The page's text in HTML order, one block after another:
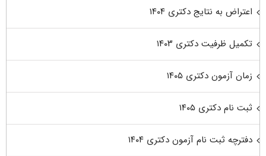
اعتراض به نتایج دکتری ۱۴۰۴
تکمیل ظرفیت دکتری ۱۴۰۳
زمان آزمون دکتری ۱۴۰۵
ثبت نام دکتری ۱۴۰۵
دفترچه ثبت نام آزمون دکتری ۱۴۰۴